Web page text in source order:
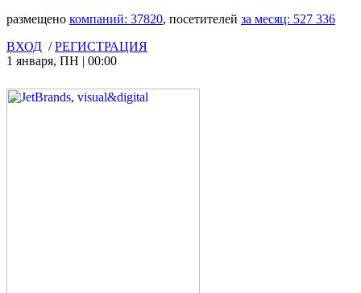
размещено компаний: 37820, посетителей за месяц: 527 336
ВХОД /РЕГИСТРАЦИЯ
1 января, ПН | 00:00